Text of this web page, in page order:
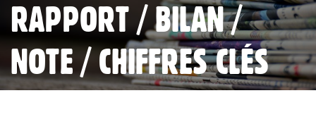
RAPPORT / BILAN /
NOTE / CHIFFRES CLÉS